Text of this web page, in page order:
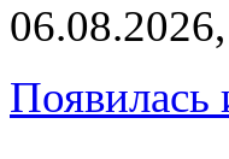
Появилась